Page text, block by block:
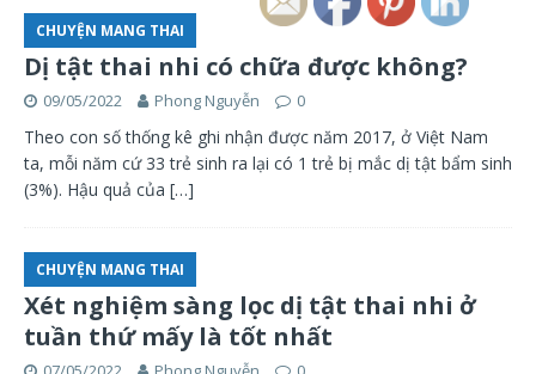
CHUYỆN MANG THAI
Dị tật thai nhi có chữa được không?
09/05/2022 Phong Nguyễn 0
Theo con số thống kê ghi nhận được năm 2017, ở Việt Nam
ta, mỗi năm cứ 33 trẻ sinh ra lại có 1 trẻ bị mắc dị tật bẩm sinh
(3%). Hậu quả của […]
CHUYỆN MANG THAI
Xét nghiệm sàng lọc dị tật thai nhi ở
tuần thứ mấy là tốt nhất